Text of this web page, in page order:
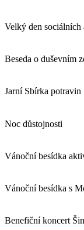
Velký den sociálních
Beseda o duševním
Jarní Sbírka potravin
Noc důstojnosti
Vánoční besídka
Vánoční besídka s
Benefiční koncert